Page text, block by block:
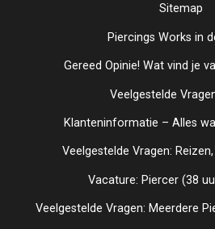
Sitemap
Piercings Works in
Gereed Opinie! Wat vind je
Veelgestelde
Klanteninformatie – Alles
Veelgestelde Vragen:
Vacature: Piercer (38
Veelgestelde Vragen: Meerdere